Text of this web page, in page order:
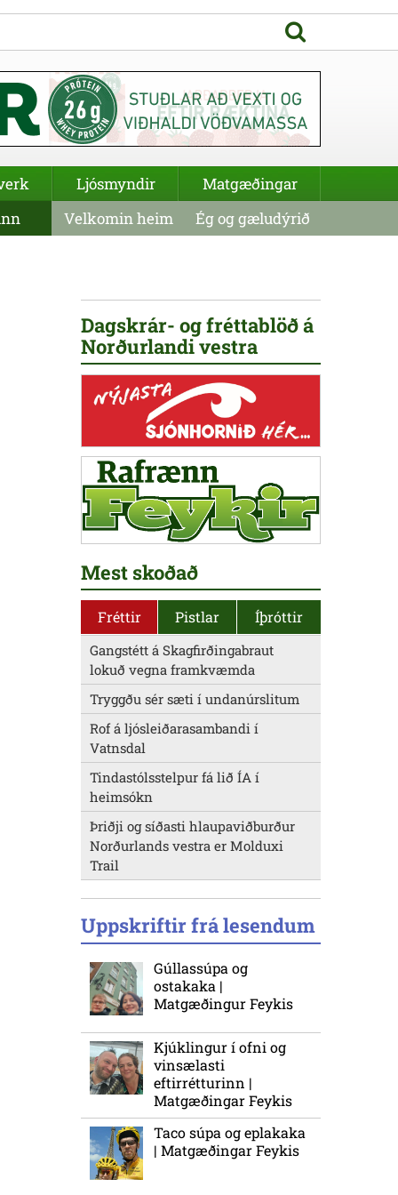
Dagskrár- og fréttablöð á
Norðurlandi vestra
Mest skoðað
Fréttir Pistlar Íþróttir
Gangstétt á Skagfirðingabraut
lokuð vegna framkvæmda
Tryggðu sér sæti í undanúrslitum
Rof á ljósleiðarasambandi í
Vatnsdal
Tindastólsstelpur fá lið ÍA í
heimsókn
Þriðji og síðasti hlaupaviðburður
Norðurlands vestra er Molduxi
Trail
Uppskriftir frá lesendum
Gúllassúpa og
ostakaka |
Matgæðingur Feykis
Kjúklingur í ofni og
vinsælasti
eftirrétturinn |
Matgæðingar Feykis
Taco súpa og eplakaka
| Matgæðingar Feykis
Ljósmyndir
Matgæðingar
Velkomin heim Ég og gæludýrið